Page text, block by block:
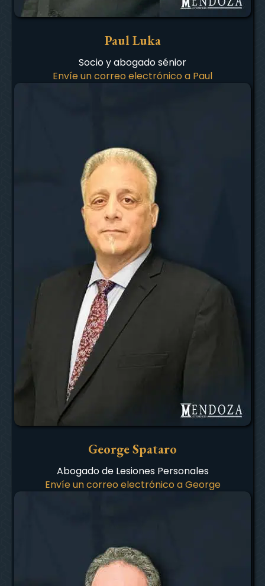
Paul Luka
Socio y abogado sénior
Envíe un correo electrónico a Paul
George Spataro
Abogado de Lesiones Personales
Envíe un correo electrónico a George